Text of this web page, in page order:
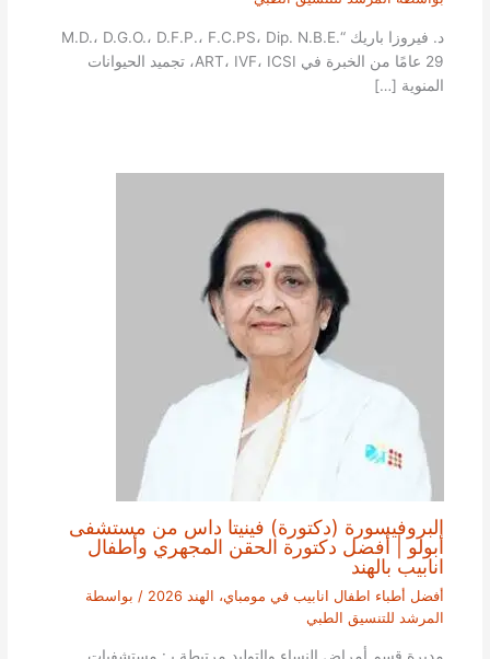
د. فيروزا باريك “M.D.، D.G.O.، D.F.P.، F.C.PS، Dip. N.B.E.
29 عامًا من الخبرة في ART، IVF، ICSI، تجميد الحيوانات
المنوية […]
البروفيسورة (دكتورة) فينيتا داس من مستشفى
أبولو | أفضل دكتورة الحقن المجهري وأطفال
انابيب بالهند
أفضل أطباء اطفال انابيب في مومباي، الهند 2026
/ بواسطة
المرشد للتنسيق الطبي